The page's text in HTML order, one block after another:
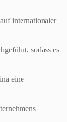
internationaler
sodass es
eine